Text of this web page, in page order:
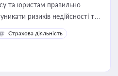
та юристам правильно
ризиків недійсності та
органами влади та
Страхова діяльність